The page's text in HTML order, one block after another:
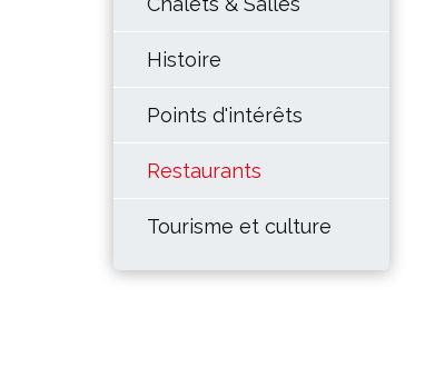
Histoire
Points d'intérêts
Restaurants
Tourisme et culture